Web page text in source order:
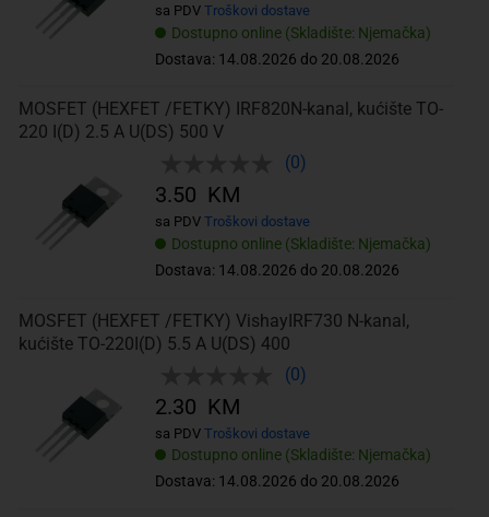
Dostupno online (Skladište: Njemačka)
Dostava: 14.08.2026 do 20.08.2026
sa PDV Troškovi dostave
MOSFET (HEXFET /FETKY) IRF820N-kanal, kućište TO-
220 I(D) 2.5 A U(DS) 500 V
(0)
Dostupno online (Skladište: Njemačka)
Dostava: 14.08.2026 do 20.08.2026
3.50 KM
sa PDV Troškovi dostave
MOSFET (HEXFET /FETKY) VishayIRF730 N-kanal,
kućište TO-220I(D) 5.5 A U(DS) 400
(0)
Dostupno online (Skladište: Njemačka)
Dostava: 14.08.2026 do 20.08.2026
2.30 KM
sa PDV Troškovi dostave